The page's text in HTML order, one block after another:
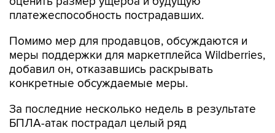
платежеспособность пострадавших.
Помимо мер для продавцов, обсуждаются и
меры поддержки для маркетплейса Wildberries,
добавил он, отказавшись раскрывать
конкретные обсуждаемые меры.
За последние несколько недель в результате
БПЛА-атак пострадал целый ряд